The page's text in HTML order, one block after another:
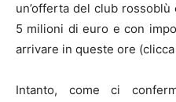
un’offerta del club
5 milioni di euro e con
arrivare in queste ore (clicca
Intanto, come ci